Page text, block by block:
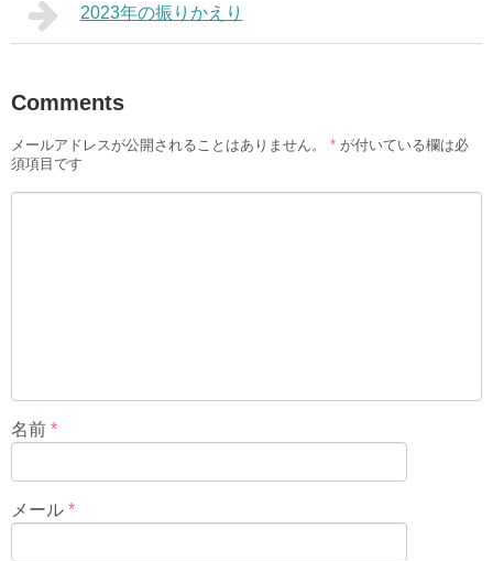
2023年の振りかえり
Comments
メールアドレスが公開されることはありません。 * が付いている欄は必
須項目です
名前 *
メール *